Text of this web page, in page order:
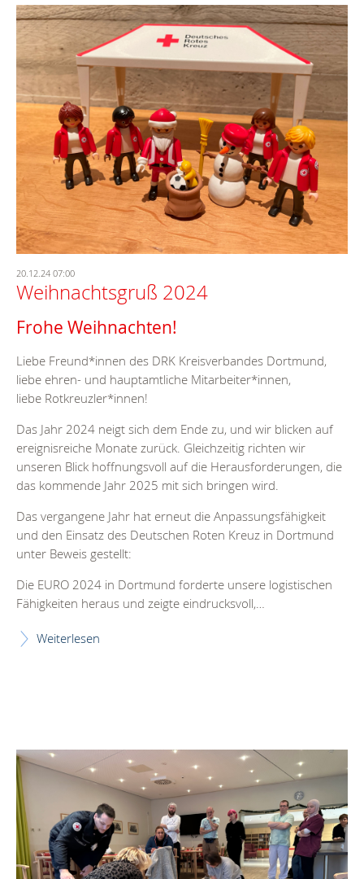
20.12.24 07:00
Weihnachtsgruß 2024
Frohe Weihnachten!
Liebe Freund*innen des DRK Kreisverbandes Dortmund,
liebe ehren- und hauptamtliche Mitarbeiter*innen,
liebe Rotkreuzler*innen!
Das Jahr 2024 neigt sich dem Ende zu, und wir blicken auf
ereignisreiche Monate zurück. Gleichzeitig richten wir
unseren Blick hoffnungsvoll auf die Herausforderungen, die
das kommende Jahr 2025 mit sich bringen wird.
Das vergangene Jahr hat erneut die Anpassungsfähigkeit
und den Einsatz des Deutschen Roten Kreuz in Dortmund
unter Beweis gestellt:
Die EURO 2024 in Dortmund forderte unsere logistischen
Fähigkeiten heraus und zeigte eindrucksvoll,…
Weiterlesen